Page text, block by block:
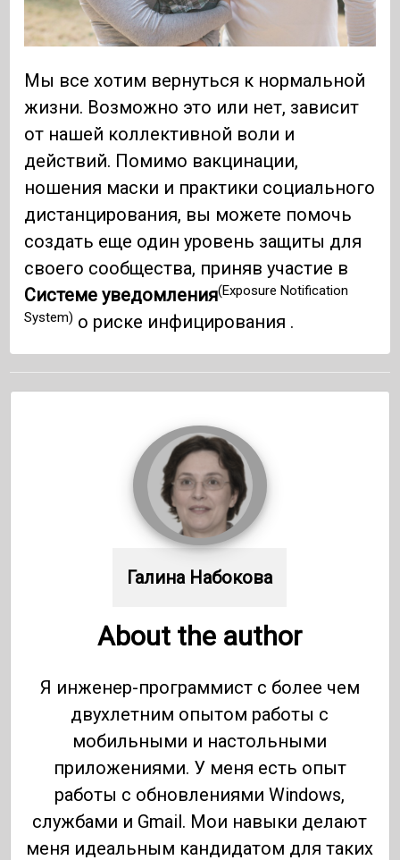
Мы все хотим вернуться к нормальной
жизни. Возможно это или нет, зависит
от нашей коллективной воли и
действий. Помимо вакцинации,
ношения маски и практики социального
дистанцирования, вы можете помочь
создать еще один уровень защиты для
своего сообщества, приняв участие в
Системе уведомления(Exposure Notification
System) о риске инфицирования .
Галина Набокова
About the author
Я инженер-программист с более чем
двухлетним опытом работы с
мобильными и настольными
приложениями. У меня есть опыт
работы с обновлениями Windows,
службами и Gmail. Мои навыки делают
меня идеальным кандидатом для таких